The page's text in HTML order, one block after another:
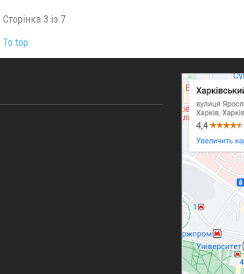
Сторінка 3 із 7.
To top